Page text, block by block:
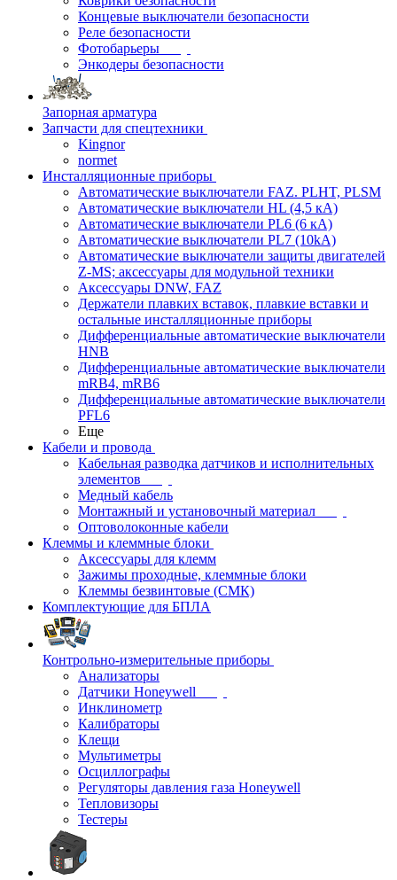
Концевые выключатели безопасности
Реле безопасности
Фотобарьеры
Энкодеры безопасности
Запорная арматура
Запчасти для спецтехники
Kingnor
normet
Инсталляционные приборы
Автоматические выключатели FAZ. PLHT, PLSM
Автоматические выключатели HL (4,5 кА)
Автоматические выключатели PL6 (6 кА)
Автоматические выключатели PL7 (10kA)
Автоматические выключатели защиты двигателей
Z-MS; аксессуары для модульной техники
Аксессуары DNW, FAZ
Держатели плавких вставок, плавкие вставки и
остальные инсталляционные приборы
Дифференциальные автоматические выключатели
HNB
Дифференциальные автоматические выключатели
mRB4, mRB6
Дифференциальные автоматические выключатели
PFL6
Еще
Кабели и провода
Кабельная разводка датчиков и исполнительных
элементов
Медный кабель
Монтажный и установочный материал
Оптоволоконные кабели
Клеммы и клеммные блоки
Аксессуары для клемм
Зажимы проходные, клеммные блоки
Клеммы безвинтовые (СМК)
Комплектующие для БПЛА
Контрольно-измерительные приборы
Анализаторы
Датчики Honeywell
Инклинометр
Калибраторы
Клещи
Мультиметры
Осциллографы
Регуляторы давления газа Honeywell
Тепловизоры
Тестеры